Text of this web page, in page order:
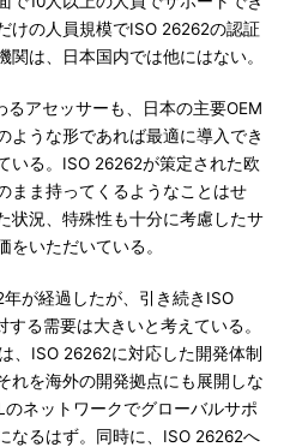
けの人員規模でISO 26262の認証
は、日本国内では他にはない。
アセッサーも、日本の主要OEM
ような形であれば最適に導入でき
いる。ISO 26262が策定された欧
まま持ってくるようなことはせ
状況、特殊性も十分に考慮したサ
をいただいている。
が経過したが、引き続きISO
る需要は大きいと考えている。
、ISO 26262に対応した開発体制
れを海外の開発拠点にも展開しな
ネットワークでグローバルサポ
なるはず。同時に、ISO 26262へ